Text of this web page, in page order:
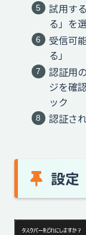
試用す
る」を
受信可
る」
認証用
ジを確
ック
認証さ
設定